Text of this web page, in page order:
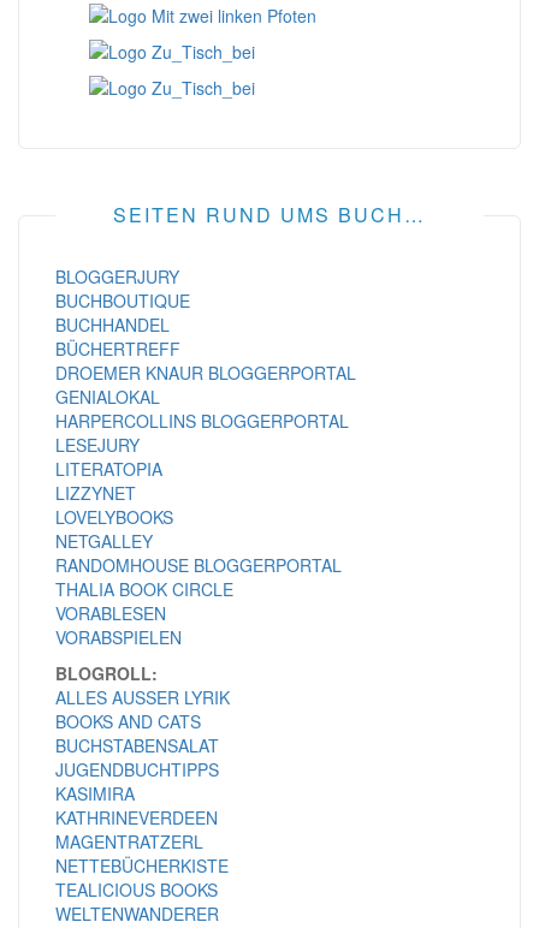
SEITEN RUND UMS BUCH…
BLOGGERJURY
BUCHBOUTIQUE
BUCHHANDEL
BÜCHERTREFF
DROEMER KNAUR BLOGGERPORTAL
GENIALOKAL
HARPERCOLLINS BLOGGERPORTAL
LESEJURY
LITERATOPIA
LIZZYNET
LOVELYBOOKS
NETGALLEY
RANDOMHOUSE BLOGGERPORTAL
THALIA BOOK CIRCLE
VORABLESEN
VORABSPIELEN
BLOGROLL:
ALLES AUSSER LYRIK
BOOKS AND CATS
BUCHSTABENSALAT
JUGENDBUCHTIPPS
KASIMIRA
KATHRINEVERDEEN
MAGENTRATZERL
NETTEBÜCHERKISTE
TEALICIOUS BOOKS
WELTENWANDERER